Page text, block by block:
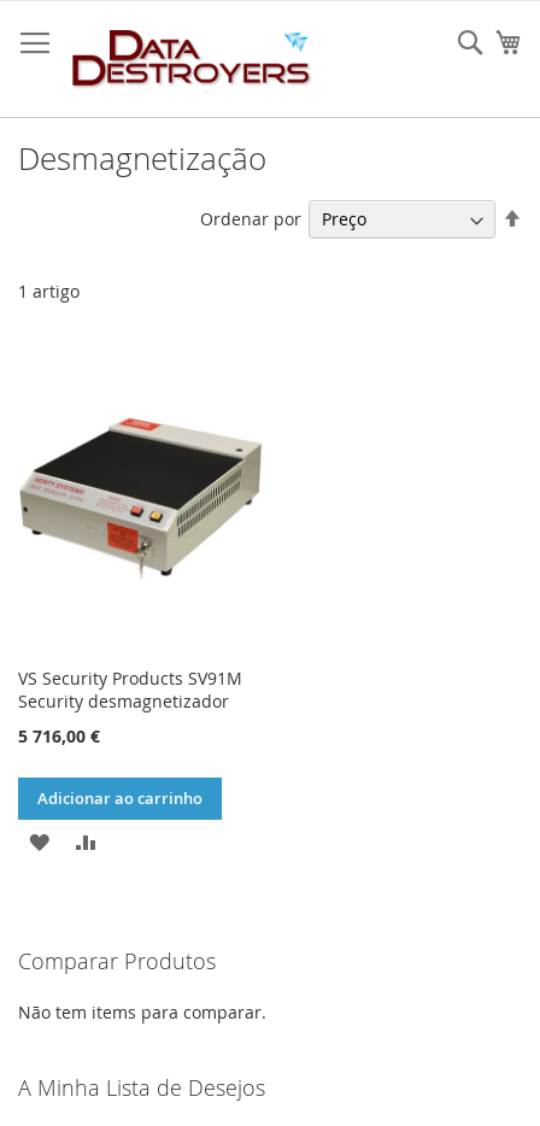
para
o
Conteúdo
Desmagnetização
1 artigo
Ordenar por
VS Security Products SV91M
Security desmagnetizador
5 716,00 €
Adicionar ao carrinho
ADICIONAR
DE
DESEJOS
Comparar Produtos
Não tem items para comparar.
A Minha Lista de Desejos